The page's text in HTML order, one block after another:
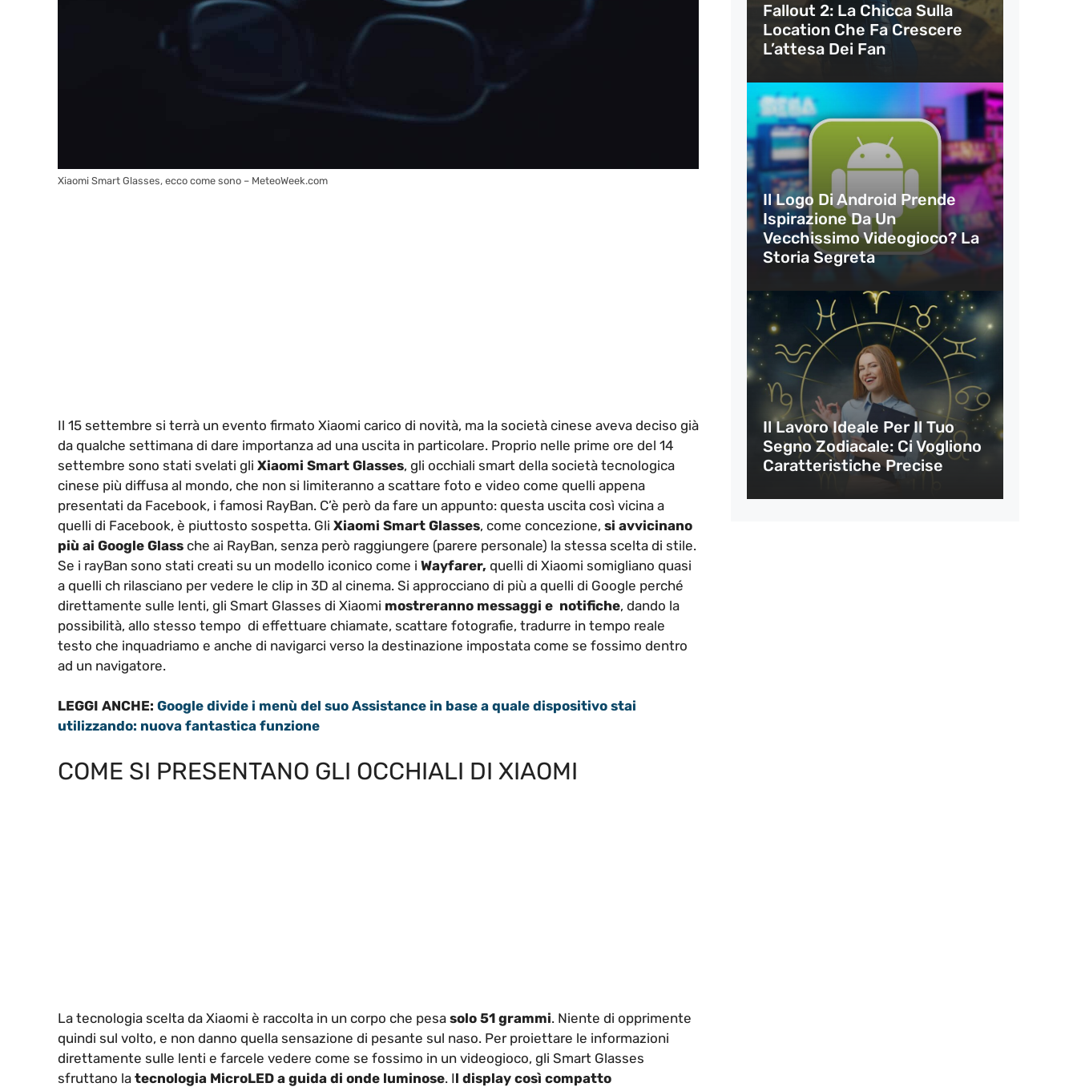
Xiaomi Smart Glasses, ecco come sono – MeteoWeek.com
Il 15 settembre si terrà un evento firmato Xiaomi carico di novità, ma la società cinese aveva deciso già
da qualche settimana di dare importanza ad una uscita in particolare. Proprio nelle prime ore del 14
settembre sono stati svelati gli Xiaomi Smart Glasses, gli occhiali smart della società tecnologica
cinese più diffusa al mondo, che non si limiteranno a scattare foto e video come quelli appena
presentati da Facebook, i famosi RayBan. C’è però da fare un appunto: questa uscita così vicina a
quelli di Facebook, è piuttosto sospetta. Gli Xiaomi Smart Glasses, come concezione, si avvicinano
più ai Google Glass che ai RayBan, senza però raggiungere (parere personale) la stessa scelta di stile.
Se i rayBan sono stati creati su un modello iconico come i Wayfarer, quelli di Xiaomi somigliano quasi
a quelli ch rilasciano per vedere le clip in 3D al cinema. Si approcciano di più a quelli di Google perché
direttamente sulle lenti, gli Smart Glasses di Xiaomi mostreranno messaggi e notifiche, dando la
possibilità, allo stesso tempo di effettuare chiamate, scattare fotografie, tradurre in tempo reale
testo che inquadriamo e anche di navigarci verso la destinazione impostata come se fossimo dentro
ad un navigatore.
LEGGI ANCHE: Google divide i menù del suo Assistance in base a quale dispositivo stai
utilizzando: nuova fantastica funzione
COME SI PRESENTANO GLI OCCHIALI DI XIAOMI
La tecnologia scelta da Xiaomi è raccolta in un corpo che pesa solo 51 grammi. Niente di opprimente
quindi sul volto, e non danno quella sensazione di pesante sul naso. Per proiettare le informazioni
direttamente sulle lenti e farcele vedere come se fossimo in un videogioco, gli Smart Glasses
sfruttano la tecnologia MicroLED a guida di onde luminose. Il display così compatto
Fallout 2: La Chicca Sulla
Location Che Fa Crescere
L’attesa Dei Fan
Il Logo Di Android Prende
Ispirazione Da Un
Vecchissimo Videogioco? La
Storia Segreta
Il Lavoro Ideale Per Il Tuo
Segno Zodiacale: Ci Vogliono
Caratteristiche Precise